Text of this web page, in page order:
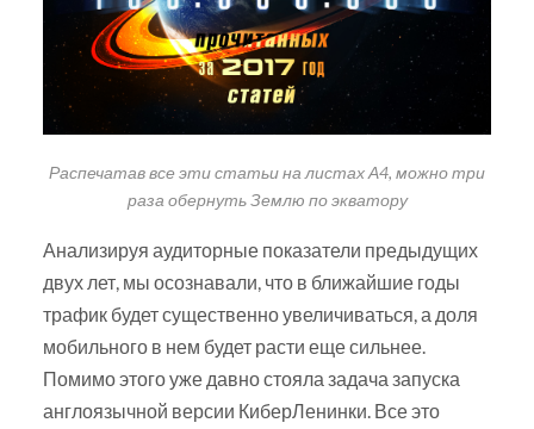
Распечатав все эти статьи на листах А4, можно три
раза обернуть Землю по экватору
Анализируя аудиторные показатели предыдущих
двух лет, мы осознавали, что в ближайшие годы
трафик будет существенно увеличиваться, а доля
мобильного в нем будет расти еще сильнее.
Помимо этого уже давно стояла задача запуска
англоязычной версии КиберЛенинки. Все это